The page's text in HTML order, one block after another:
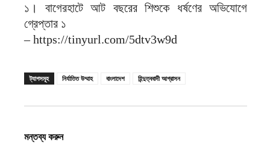
১। বাগেরহাটে আট বছরের শিশুকে ধর্ষণের অভিযোগে
গ্রেপ্তার ১
– https://tinyurl.com/5dtv3w9d
ট্যাগসমূহ নির্যাতিত উম্মাহ বাংলাদেশ হিন্দুত্ববাদী আগ্রাসন
মন্তব্য করুন